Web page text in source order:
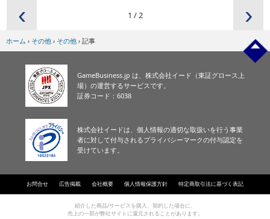
1 /2
‹ ›
ホーム › その他 › その他 › 記事
GameBusiness.jp は、株式会社イード（東証グロース上
場）の運営するサービスです。
証券コード：6038
株式会社イードは、個人情報の適切な取扱いを行う事業
者に対して付与されるプライバシーマークの付与認定を
受けています。
お問合せ 広告掲載 会社概要 個人情報保護方針 特定商取引法に基づく表記
紹介した商品/サービスを購入、契約した場合に、
売上の一部が弊社サイトに還元されることがあります。